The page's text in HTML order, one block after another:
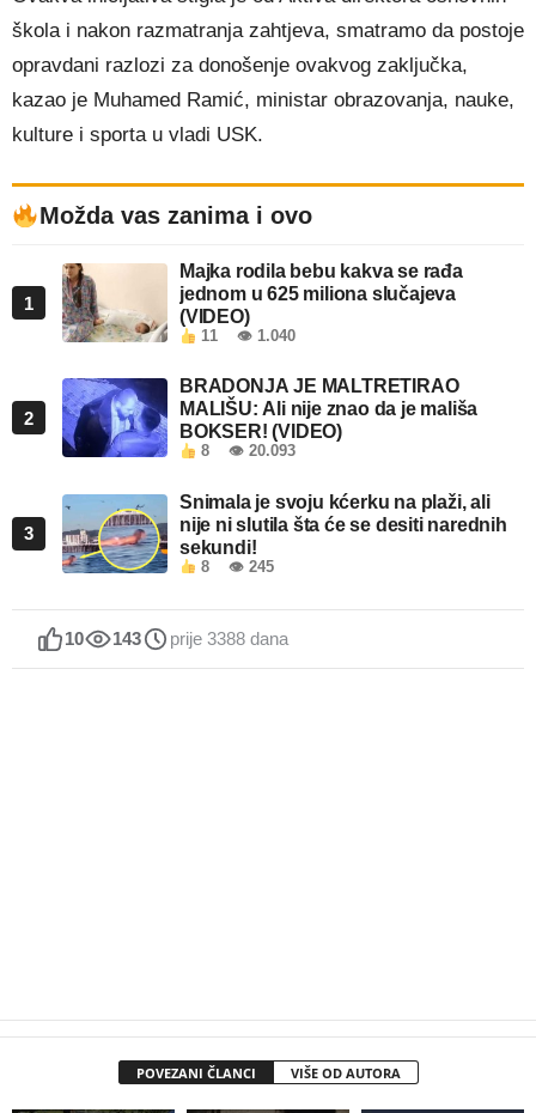
škola i nakon razmatranja zahtjeva, smatramo da postoje
opravdani razlozi za donošenje ovakvog zaključka,
kazao je Muhamed Ramić, ministar obrazovanja, nauke,
kulture i sporta u vladi USK.
Možda vas zanima i ovo
1
Majka rodila bebu kakva se rađa
jednom u 625 miliona slučajeva
(VIDEO)
11 👁 1.040
2
BRADONJA JE MALTRETIRAO
MALIŠU: Ali nije znao da je mališa
BOKSER! (VIDEO)
8 👁 20.093
3
Snimala je svoju kćerku na plaži, ali
nije ni slutila šta će se desiti narednih
sekundi!
8 👁 245
10 143 prije 3388 dana
POVEZANI ČLANCI VIŠE OD AUTORA